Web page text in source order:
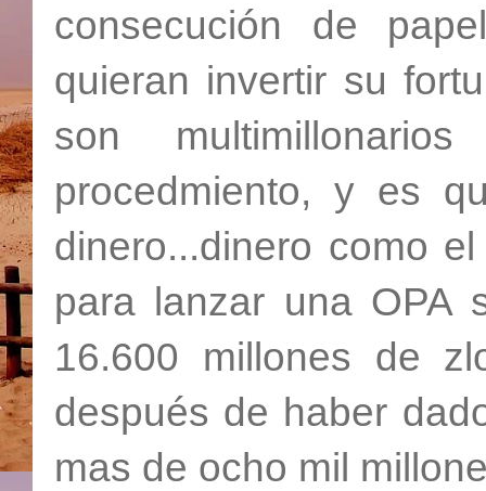
consecución de
quieran invertir su
son
procedmiento, y es
dinero...dinero como
para lanzar una OPA
16.600 millones de
después de haber
mas de ocho mil